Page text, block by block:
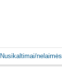
Nusikaltimai/nelaimės